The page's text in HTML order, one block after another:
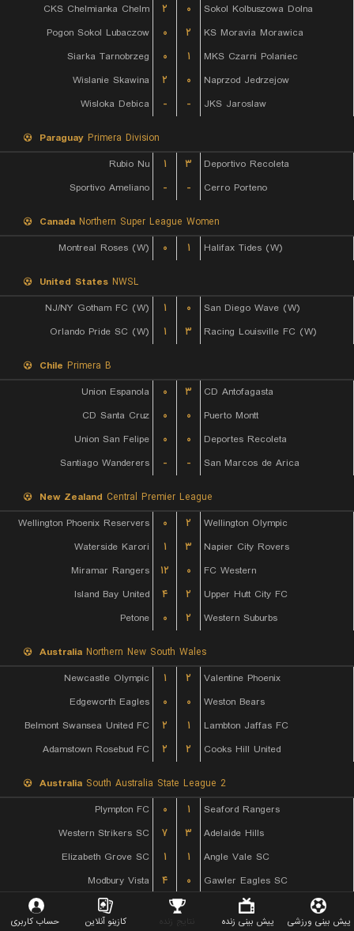
CKS Chelmianka Chelm
۲ ۰
Sokol Kolbuszowa Dolna
Pogon Sokol Lubaczow
۰ ۲
KS Moravia Morawica
Siarka Tarnobrzeg
۰ ۱
MKS Czarni Polaniec
Wislanie Skawina
۲ ۰
Naprzod Jedrzejow
Wisloka Debica
- - JKS Jaroslaw
Paraguay Primera Division
Rubio Nu
۱ ۳
Deportivo Recoleta
Sportivo Ameliano
- - Cerro Porteno
Canada Northern Super League Women
Montreal Roses (W)
۰ ۱ Halifax Tides (W)
United States NWSL
NJ/NY Gotham FC (W)
۱ ۰
San Diego Wave (W)
Orlando Pride SC (W)
۱ ۳ Racing Louisville FC (W)
Chile Primera B
Union Espanola
۰ ۳
CD Antofagasta
CD Santa Cruz
۰ ۰
Puerto Montt
Union San Felipe
۰ ۰
Deportes Recoleta
Santiago Wanderers
- - San Marcos de Arica
New Zealand Central Premier League
Wellington Phoenix Reservers
۰ ۲
Wellington Olympic
Waterside Karori
۱ ۳
Napier City Rovers
Miramar Rangers
۱۲ ۰
FC Western
Island Bay United
۴ ۲
Upper Hutt City FC
Petone
۰ ۲ Western Suburbs
Australia Northern New South Wales
Newcastle Olympic
۱ ۲
Valentine Phoenix
Edgeworth Eagles
۰ ۰
Weston Bears
Belmont Swansea United FC
۲ ۱
Lambton Jaffas FC
Adamstown Rosebud FC
۲ ۲ Cooks Hill United
Australia South Australia State League 2
Plympton FC
۰ ۱
Seaford Rangers
Western Strikers SC
۷ ۳
Adelaide Hills
Elizabeth Grove SC
۱ ۱
Angle Vale SC
Modbury Vista
۴ ۰
Gawler Eagles SC
Ghan Kilburn SC
Mount Barker United SC
پیش بینی ورزشی پیش بینی زنده نتایج زنده کازینو آنلاین حساب کاربری